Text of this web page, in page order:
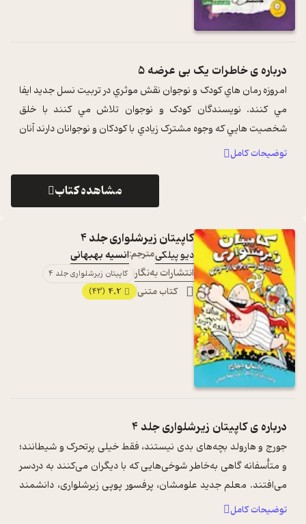
درباره یخاطرات یک بی عرضه 5
امروزه رمان هاي کودک و نوجوان نقش موثري در تربيت نسل جديد ايفا
مي کنند. نويسندگان کودک و نوجوان تلاش مي کنند با خلق
شخصيت هايي که وجوه مشترک زيادي با کودکان و نوجوانان دارند آنان
را به سفر به دنياي کت ...
توضیحات کامل
مشاهده کتاب
کاپیتان زیرشلواری جلد 4
دیو پیلکیمترجم:انسیه بهبهانی
انتشارات به‌نگار کاپیتان زیرشلواری جلد 4
کتاب متنی 4.2
(43)
درباره یکاپیتان زیرشلواری جلد 4
جورج و هارولد بچه‌های بدی نیستند، فقط خیلی پر‌تحرک و شیطانند؛
و متأسفانه گاهی به‌خاطر شوخی‌هایی که با دیگران می‌کنند به دردسر
می‌افتند. معلم جدید علومشان، پرفسور پوپی زیر‌شلواری، دانشمند
نابغه‌ای است؛ ...
توضیحات کامل